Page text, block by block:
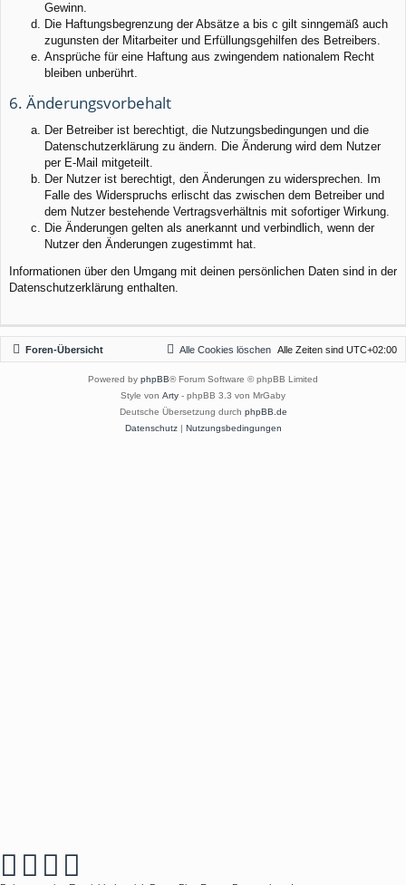
Gewinn.
Die Haftungsbegrenzung der Absätze a bis c gilt sinngemäß auch
zugunsten der Mitarbeiter und Erfüllungsgehilfen des Betreibers.
Ansprüche für eine Haftung aus zwingendem nationalem Recht
bleiben unberührt.
6. Änderungsvorbehalt
Der Betreiber ist berechtigt, die Nutzungsbedingungen und die
Datenschutzerklärung zu ändern. Die Änderung wird dem Nutzer
per E-Mail mitgeteilt.
Der Nutzer ist berechtigt, den Änderungen zu widersprechen. Im
Falle des Widerspruchs erlischt das zwischen dem Betreiber und
dem Nutzer bestehende Vertragsverhältnis mit sofortiger Wirkung.
Die Änderungen gelten als anerkannt und verbindlich, wenn der
Nutzer den Änderungen zugestimmt hat.
Informationen über den Umgang mit deinen persönlichen Daten sind in der
Datenschutzerklärung enthalten.
Foren-Übersicht Alle Zeiten sind UTC+02:00
Alle Cookies löschen
Powered by phpBB® Forum Software © phpBB Limited
Style von Arty - phpBB 3.3 von MrGaby
Deutsche Übersetzung durch phpBB.de
Datenschutz| Nutzungsbedingungen